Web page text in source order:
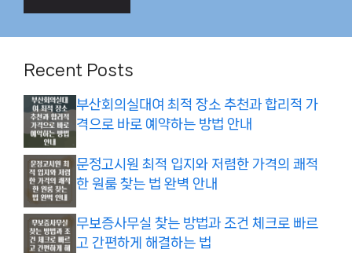
Recent Posts
부산회의실대여 최적 장소 추천과 합리적 가
격으로 바로 예약하는 방법 안내
문정고시원 최적 입지와 저렴한 가격의 쾌적
한 원룸 찾는 법 완벽 안내
무보증사무실 찾는 방법과 조건 체크로 빠르
고 간편하게 해결하는 법